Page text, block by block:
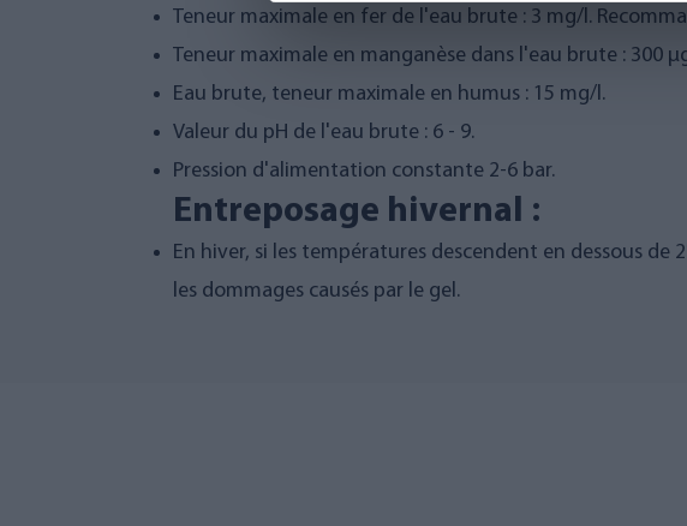
Teneur maximale en fer de l'eau brute : 3 mg/l.
Teneur maximale en manganèse dans l'eau brute : 300
Eau brute, teneur maximale en humus : 15 mg/l.
Valeur du pH de l'eau brute : 6 - 9.
Pression d'alimentation constante 2-6 bar.
Entreposage hivernal :
En hiver, si les températures descendent en dessous
les dommages causés par le gel.